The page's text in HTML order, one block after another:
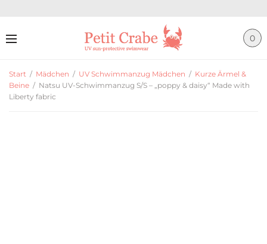
0
Start / Mädchen / UV Schwimmanzug Mädchen / Kurze Ärmel &
Beine / Natsu UV-Schwimmanzug S/S – „poppy & daisy“ Made with
Liberty fabric